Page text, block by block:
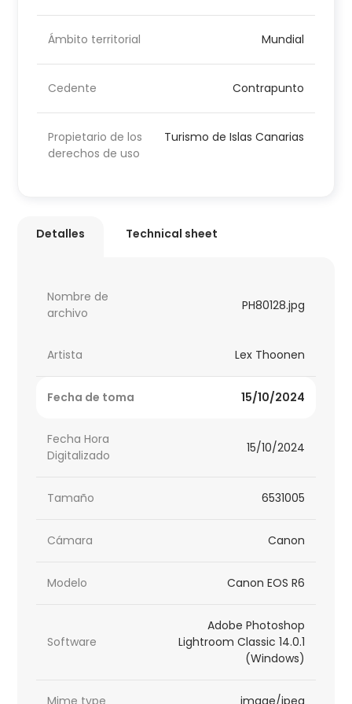
Ámbito territorial Mundial
Cedente Contrapunto
Propietario de los
derechos de uso
Turismo de Islas Canarias
Detalles Technical sheet
Nombre de
archivo
PH80128.jpg
Artista Lex Thoonen
Fecha de toma 15/10/2024
Fecha Hora
Digitalizado
15/10/2024
Tamaño 6531005
Cámara Canon
Modelo Canon EOS R6
Software
Adobe Photoshop
Lightroom Classic 14.0.1
(Windows)